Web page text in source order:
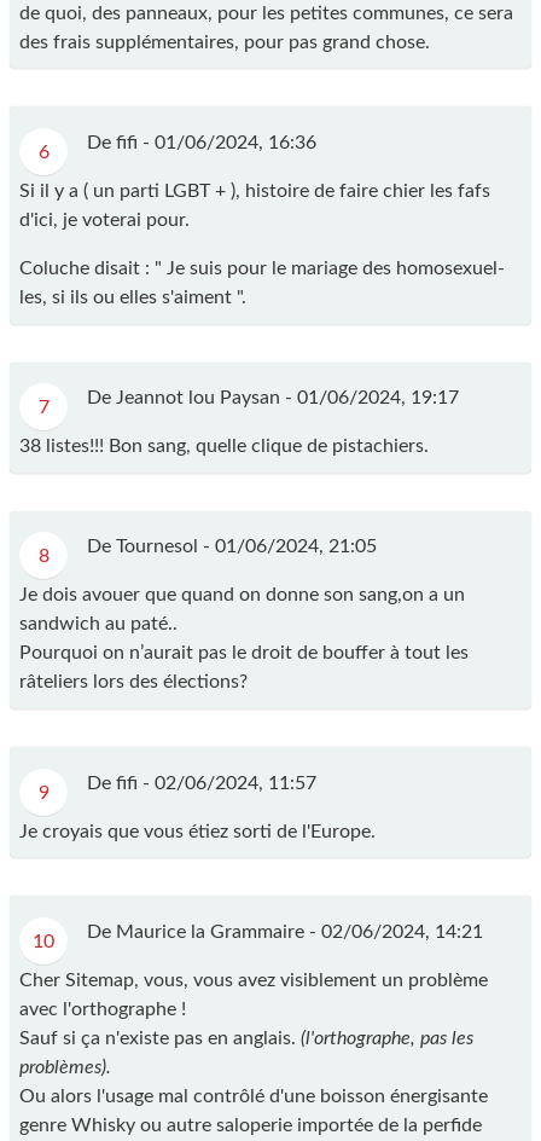
de quoi, des panneaux, pour les petites communes, ce sera
des frais supplémentaires, pour pas grand chose.
6 De fifi - 01/06/2024, 16:36
Si il y a ( un parti LGBT + ), histoire de faire chier les fafs
d'ici, je voterai pour.
Coluche disait : " Je suis pour le mariage des homosexuel-
les, si ils ou elles s'aiment ".
7 De Jeannot lou Paysan - 01/06/2024, 19:17
38 listes!!! Bon sang, quelle clique de pistachiers.
8 De Tournesol - 01/06/2024, 21:05
Je dois avouer que quand on donne son sang,on a un
sandwich au paté..
Pourquoi on n’aurait pas le droit de bouffer à tout les
râteliers lors des élections?
9 De fifi - 02/06/2024, 11:57
Je croyais que vous étiez sorti de l'Europe.
10 De Maurice la Grammaire - 02/06/2024, 14:21
Cher Sitemap, vous, vous avez visiblement un problème
avec l'orthographe !
Sauf si ça n'existe pas en anglais. (l'orthographe, pas les
problèmes).
Ou alors l'usage mal contrôlé d'une boisson énergisante
genre Whisky ou autre saloperie importée de la perfide